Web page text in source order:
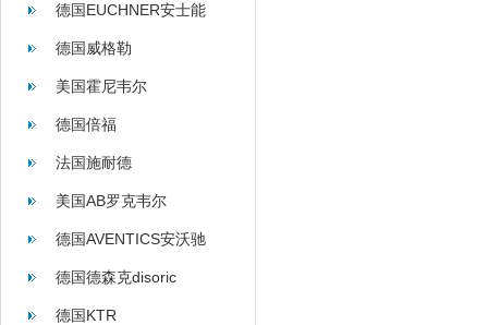
德国EUCHNER安士能
德国威格勒
美国霍尼韦尔
德国倍福
法国施耐德
美国AB罗克韦尔
德国AVENTICS安沃驰
德国德森克disoric
德国KTR